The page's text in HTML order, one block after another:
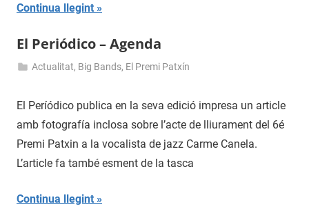
Continua llegint
El Periódico – Agenda
de
2013
Actualitat, Big Bands, El Premi Patxín
El Períódico publica en la seva edició impresa un article
amb fotografía inclosa sobre l’acte de lliurament del 6é
Premi Patxin a la vocalista de jazz Carme Canela.
L’article fa també esment de la tasca
Continua llegint